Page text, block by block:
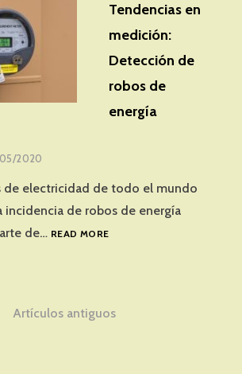
DE
POTENCIA
CON
LAS
DEL
MEDIDOR?
Tendencias en
medición:
Detección de
robos de
energía
2020
de electricidad de todo el mundo
incidencia de robos de energía
de… READ MORETENDENCIAS
ROBOS
Artículos antiguos